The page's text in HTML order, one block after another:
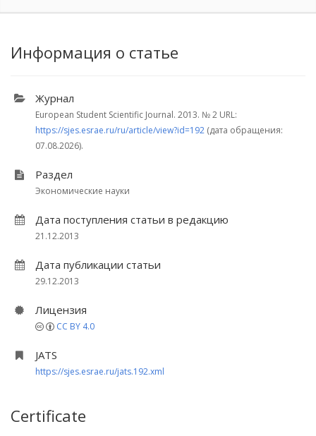
Информация о статье
Журнал
European Student Scientific Journal. 2013. № 2 URL:
https://sjes.esrae.ru/ru/article/view?id=192 (дата обращения:
07.08.2026).
Раздел
Экономические науки
Дата поступления статьи в редакцию
21.12.2013
Дата публикации статьи
29.12.2013
Лицензия
CC BY 4.0
JATS
https://sjes.esrae.ru/jats.192.xml
Certificate